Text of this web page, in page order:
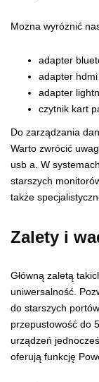
Można wyróżnić
adapter
adapter
adapter
czytnik kart
Do zarządzania
Warto zwrócić
usb a. W
starszych
także
Zalety i
Główną zaletą
uniwersalność.
do starszych
przepustowość do
urządzeń
oferują funkcję